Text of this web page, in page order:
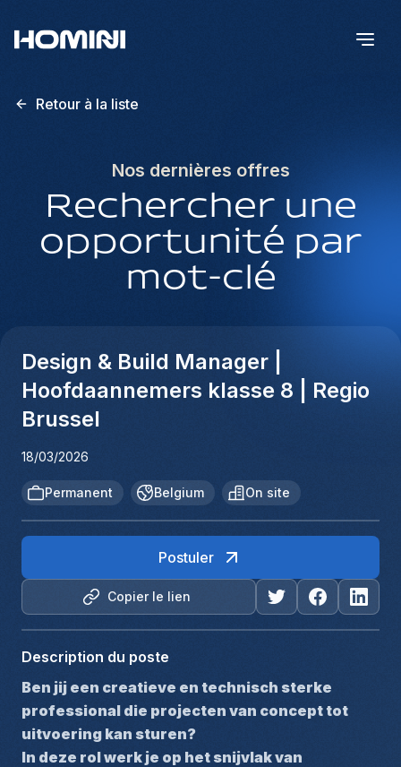
Retour à la liste
Nos dernières offres
Rechercher une
opportunité par
mot-clé
Design & Build Manager |
Hoofdaannemers klasse 8 | Regio
Brussel
18/03/2026
Permanent Belgium On site
Copier le lien
Postuler
Description du poste
Ben jij een creatieve en technisch sterke
professional die projecten van concept tot
uitvoering kan sturen?
In deze rol werk je op het snijvlak van